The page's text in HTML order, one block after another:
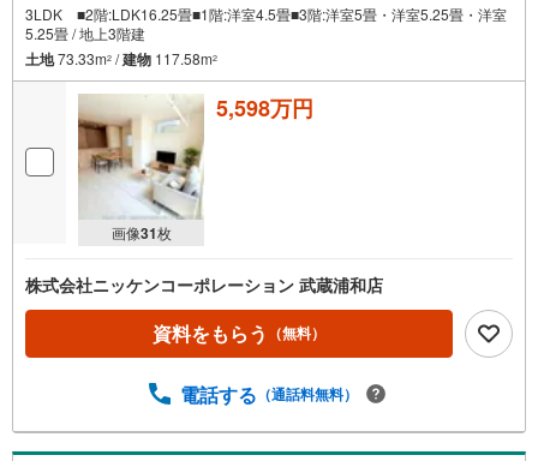
3LDK ■2階:LDK16.25畳■1階:洋室4.5畳■3階:洋室5畳・洋室5.25畳・洋室
5.25畳 / 地上3階建
土地73.33m2 /建物 117.58m2
画像31枚
5,598万円
株式会社ニッケンコーポレーション 武蔵浦和店
資料をもらう （無料）
電話する （通話料無料）